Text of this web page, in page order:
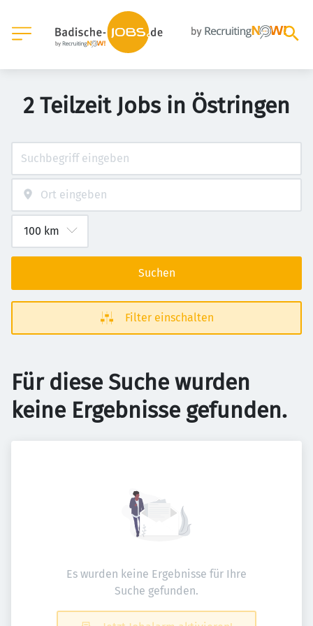
2 Teilzeit Jobs in Östringen
Suchen
Filter einschalten
Für diese Suche wurden
keine Ergebnisse gefunden.
Es wurden keine Ergebnisse für Ihre
Suche gefunden.